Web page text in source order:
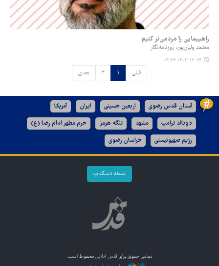
راهپیمایی را مردمی‌تر کنیم
محمد ولیان‌پور، روزنامه‌نگار
۱۴۰۴-۱۲-۲۶ ۰۳:۳۳
قبلی ۱ ۲ بعدی
آستان قدس رضوی اربعین حسینی ایران آمریکا
دونالد ترامپ مشهد تنگه هرمز حرم مطهر امام رضا (ع)
رژیم صهیونیستی خراسان رضوی
نسخه دسکتاپ
تمامی حقوق برای قدس آنلاین محفوظ است.